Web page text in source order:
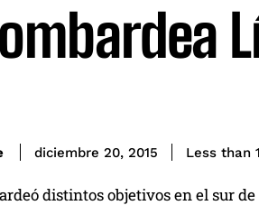
diciembre 20, 2015 Less than 1
distintos objetivos en el sur